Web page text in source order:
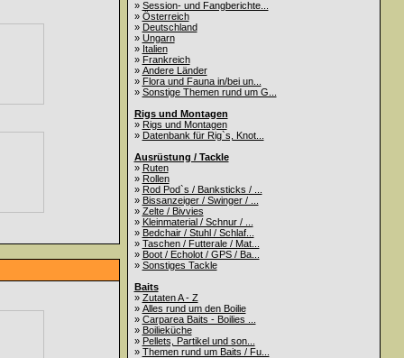
» Session- und Fangberichte...
» Österreich
» Deutschland
» Ungarn
» Italien
» Frankreich
» Andere Länder
» Flora und Fauna in/bei un...
» Sonstige Themen rund um G...
Rigs und Montagen
» Rigs und Montagen
» Datenbank für Rig`s, Knot...
Ausrüstung / Tackle
» Ruten
» Rollen
» Rod Pod`s / Banksticks / ...
» Bissanzeiger / Swinger / ...
» Zelte / Bivvies
» Kleinmaterial / Schnur / ...
» Bedchair / Stuhl / Schlaf...
» Taschen / Futterale / Mat...
» Boot / Echolot / GPS / Ba...
» Sonstiges Tackle
Baits
» Zutaten A - Z
» Alles rund um den Boilie
» Carparea Baits - Boilies ...
» Boilieküche
» Pellets, Partikel und son...
» Themen rund um Baits / Fu...